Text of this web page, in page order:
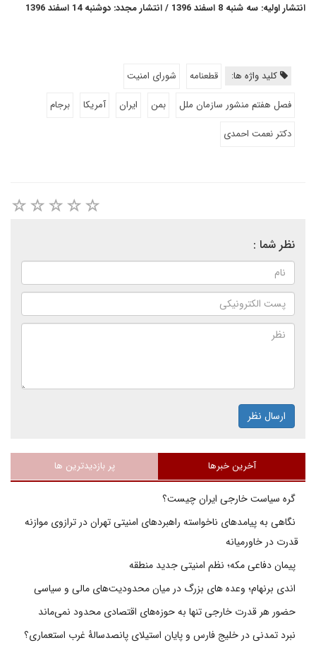
انتشار اولیه: سه شنبه 8 اسفند 1396 / انتشار مجدد: دوشنبه 14 اسفند 1396
کلید واژه ها: قطعنامه
شورای امنیت
فصل هفتم منشور سازمان ملل
بمن ایران آمریکا
برجام
دکتر نعمت احمدی
نظر شما :
ارسال نظر
آخرین خبرها پر بازدیدترین ها
گره سیاست خارجی ایران چیست؟
نگاهی به پیامدهای ناخواسته راهبردهای امنیتی تهران در ترازوی موازنه
قدرت در خاورمیانه
پیمان دفاعی مکه؛ نظم امنیتی جدید منطقه
اندی برنهام؛ وعده های بزرگ در میان محدودیت‌های مالی و سیاسی
حضور هر قدرت خارجی تنها به حوزه‌های اقتصادی محدود نمی‌ماند
نبرد تمدنی در خلیج فارس و پایان استیلای پانصدسالۀ غرب استعماری؟